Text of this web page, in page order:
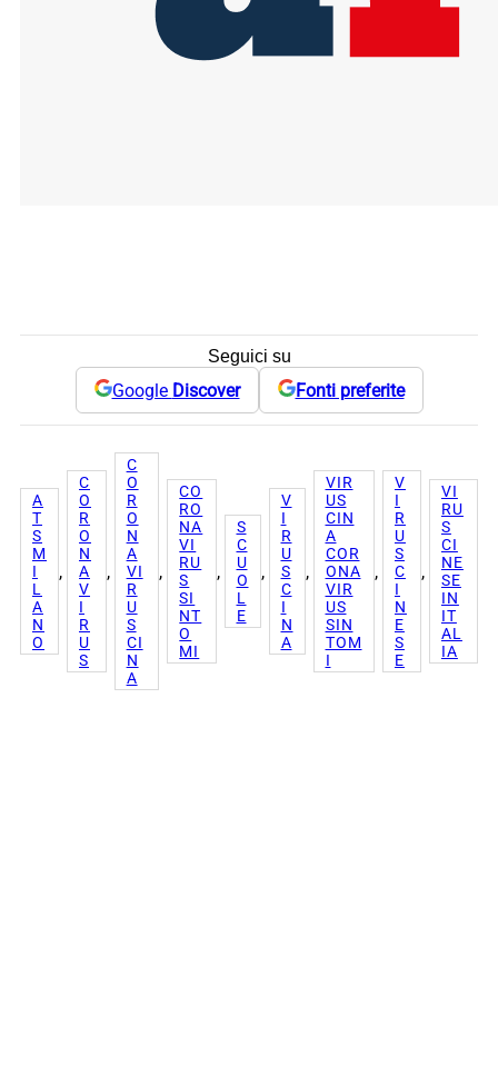
Seguici su
Google Discover Fonti preferite
A
T
S
M
I
L
A
N
O
,
C
O
R
O
N
A
V
I
R
U
S
,
C
O
R
O
N
A
VI
R
U
S
CI
N
A
,
CO
RO
NA
VI
RU
S
SI
NT
O
MI
,
S
C
U
O
L
E
,
V
I
R
U
S
C
I
N
A
,
VIR
US
CIN
A
COR
ONA
VIR
US
SIN
TOM
I
,
V
I
R
U
S
C
I
N
E
S
E
,
VI
RU
S
CI
NE
SE
IN
IT
AL
IA